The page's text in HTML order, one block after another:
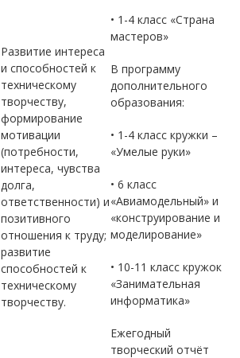
Развитие интереса
и способностей к
техническому
творчеству,
формирование
мотивации
(потребности,
интереса, чувства
долга,
ответственности) и
позитивного
отношения к труду;
развитие
способностей к
техническому
творчеству.
• 1-4 класс «Страна
мастеров»
В программу
дополнительного
образования:
• 1-4 класс кружки –
«Умелые руки»
• 6 класс
«Авиамодельный» и
«конструирование и
моделирование»
• 10-11 класс кружок
«Занимательная
информатика»
Ежегодный
творческий отчёт